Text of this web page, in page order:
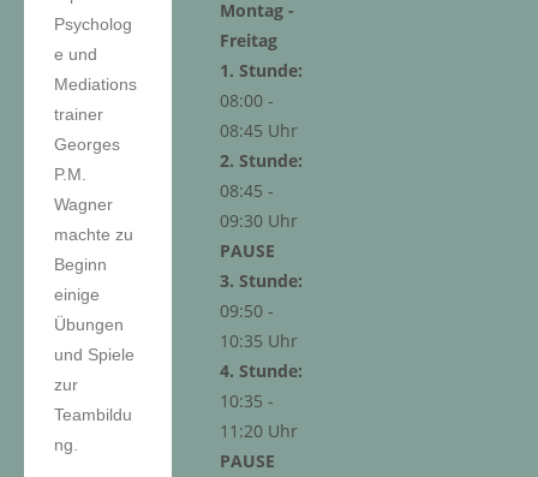
Montag -
Freitag
1. Stunde:
08:00 -
08:45 Uhr
2. Stunde:
08:45 -
09:30 Uhr
PAUSE
3. Stunde:
09:50 -
10:35 Uhr
4. Stunde:
10:35 -
11:20 Uhr
PAUSE
Psycholog
e und
Mediations
trainer
Georges
P.M.
Wagner
machte zu
Beginn
einige
Übungen
und Spiele
zur
Teambildu
ng.